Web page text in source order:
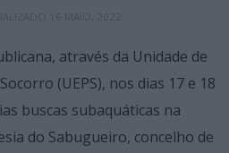
através da Unidade de
(UEPS), nos dias 17 e 18
buscas subaquáticas na
do Sabugueiro, concelho de